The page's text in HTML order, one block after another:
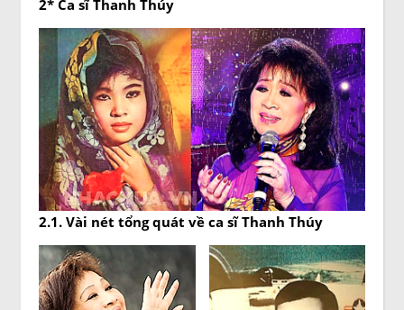
2* Ca sĩ Thanh Thúy
2.1. Vài nét tổng quát về ca sĩ Thanh Thúy